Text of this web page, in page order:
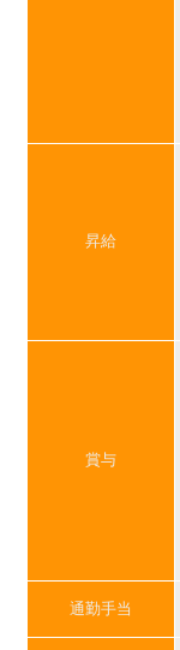
昇給
賞与
通勤手当